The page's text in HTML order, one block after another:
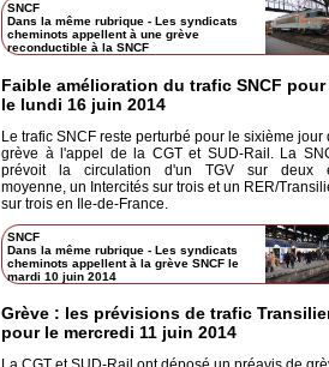
SNCF
Dans la même rubrique - Les syndicats
cheminots appellent à une grève
reconductible à la SNCF
Faible amélioration du trafic SNCF pour
le lundi 16 juin 2014
Le trafic SNCF reste perturbé pour le sixième jour
grève à l'appel de la CGT et SUD-Rail. La
prévoit la circulation d'un TGV sur deux
moyenne, un Intercités sur trois et un RER/
sur trois en Ile-de-France.
SNCF
Dans la même rubrique - Les syndicats
cheminots appellent à la grève SNCF le
mardi 10 juin 2014
Grève : les prévisions de trafic
pour le mercredi 11 juin 2014